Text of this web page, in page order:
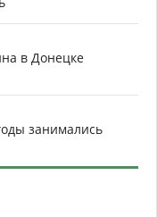
в Донецке
занимались